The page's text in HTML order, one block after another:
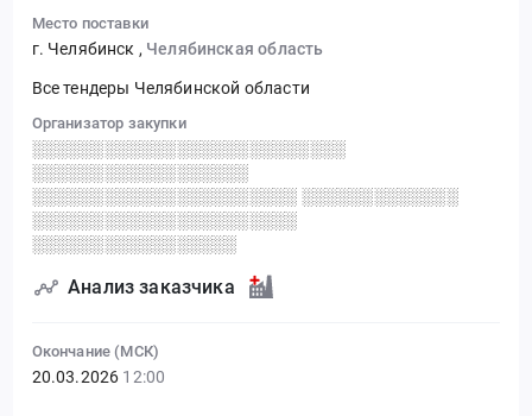
Место поставки
г. Челябинск , Челябинская область
Все тендеры Челябинской области
Организатор закупки
░░░░░░░░░░░░░░░░░░░░░░░░░░
░░░░░░░░░░░░░░░░░░
░░░░░░░░░░░░░░░░░░░░░░ ░░░░░░░░░░░░░
░░░░░░░░░░░░░░░░░░░░░░
░░░░░░░░░░░░░░░░░
Анализ заказчика
Окончание (МСК)
20.03.2026 12:00